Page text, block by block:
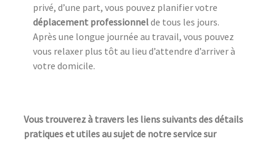
privé, d’une part, vous pouvez planifier votre
déplacement professionnelde tous les jours.
Après une longue journée au travail, vous pouvez
vous relaxer plus tôt au lieu d’attendre d’arriver à
votre domicile.
Vous trouverez à travers les liens suivants des détails
pratiques et utiles au sujet de notre service sur